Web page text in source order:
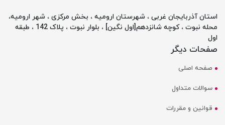
استان آذربایجان غربی ، شهرستان ارومیه ، بخش مرکزی ، شهر ارومیه،
محله نبوت ، کوچه شانزدهم[اول نگین] ، بلوار نبوت ، پلاک 142 ، طبقه
اول
صفحات دیگر
صفحه اصلی
سوالات متداول
قوانین و مقررات